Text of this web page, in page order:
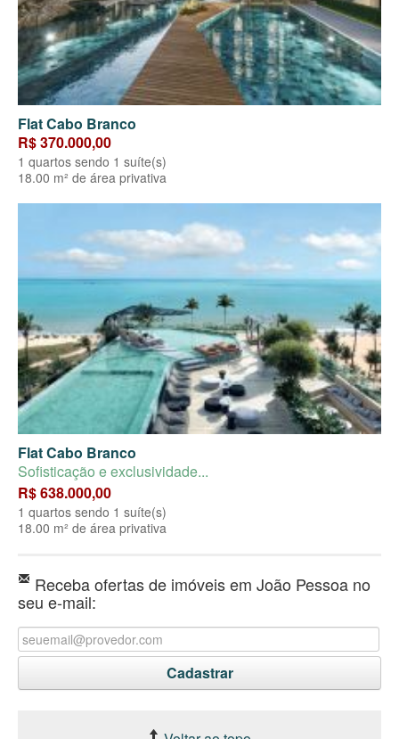
Flat Cabo Branco
R$ 370.000,00
1 quartos sendo 1 suíte(s)
18.00 m² de área privativa
Flat Cabo Branco
Sofisticação e exclusividade...
R$ 638.000,00
1 quartos sendo 1 suíte(s)
18.00 m² de área privativa
Receba ofertas de imóveis em João Pessoa no
seu e-mail: